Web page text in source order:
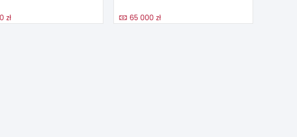
zł 65 000 zł